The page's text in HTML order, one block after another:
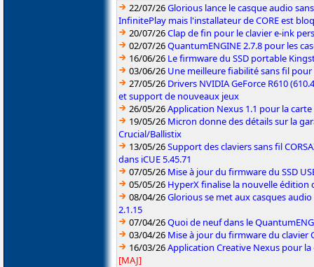
22/07/26Glorious lance le casque audio
InfinitePlay mais l'installateur de CORE est
20/07/26Clap de fin pour le clavier e-ink
02/07/26QuantumENGINE 2.7.8 pour les
16/06/26 Le firmware du SSD portable
03/06/26 Une meilleure fiabilité sans fil pour
27/05/26 Drivers NVIDIA GeForce R610
et support de nouveaux jeux
26/05/26Application Nexus 1.1 pour la
19/05/26 Micron donne des détails sur la
Crucial/Ballistix
13/05/26Support des claviers sans fil
dans iCUE 5.45.71
07/05/26 Mise à jour du firmware du SSD
05/05/26 HyperX finalise la nouvelle édition
08/04/26Glorious se met aux casques audio
2.1.15
07/04/26Quoi de neuf dans le
03/04/26 Mise à jour du firmware du clavier
16/03/26Application Creative Nexus pour
[MAJ]